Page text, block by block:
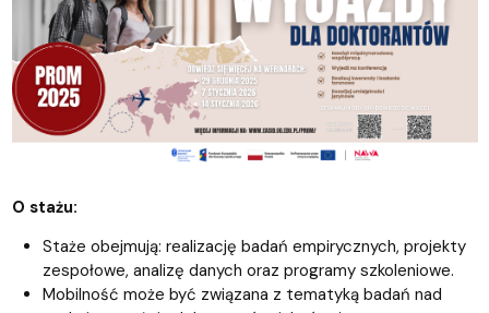
O stażu:
Staże obejmują: realizację badań empirycznych, projekty
zespołowe, analizę danych oraz programy szkoleniowe.
Mobilność może być związana z tematyką badań nad